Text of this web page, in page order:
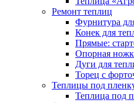
Ремонт теплиц
Фурнитура
Конек для
Прямые:
Опорная
Дуги для
Торец с
Теплицы под
Теплица под